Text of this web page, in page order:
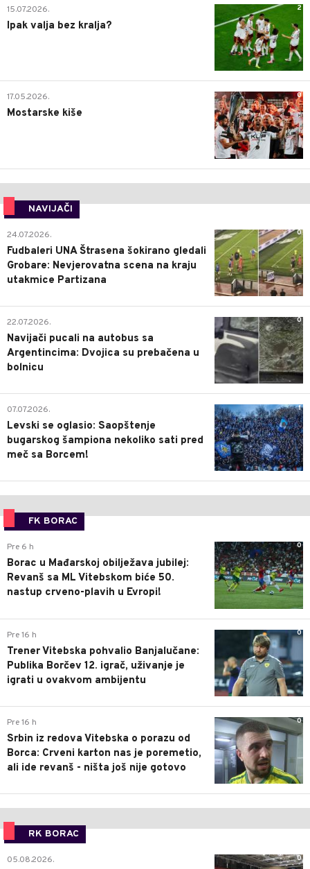
2
15.07.2026.
Ipak valja bez kralja?
0
17.05.2026.
Mostarske kiše
NAVIJAČI
0
24.07.2026.
Fudbaleri UNA Štrasena šokirano gledali
Grobare: Nevjerovatna scena na kraju
utakmice Partizana
0
22.07.2026.
Navijači pucali na autobus sa
Argentincima: Dvojica su prebačena u
bolnicu
1
07.07.2026.
Levski se oglasio: Saopštenje
bugarskog šampiona nekoliko sati pred
meč sa Borcem!
FK BORAC
0
Pre 6 h
Borac u Mađarskoj obilježava jubilej:
Revanš sa ML Vitebskom biće 50.
nastup crveno-plavih u Evropi!
0
Pre 16 h
Trener Vitebska pohvalio Banjalučane:
Publika Borčev 12. igrač, uživanje je
igrati u ovakvom ambijentu
0
Pre 16 h
Srbin iz redova Vitebska o porazu od
Borca: Crveni karton nas je poremetio,
ali ide revanš - ništa još nije gotovo
RK BORAC
0
05.08.2026.